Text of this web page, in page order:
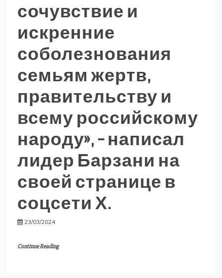
сочувствие и
искренние
соболезнования
семьям жертв,
правительству и
всему российскому
народу», – написал
лидер Барзани на
своей странице в
соцсети Х.
23/03/2024
Continue Reading